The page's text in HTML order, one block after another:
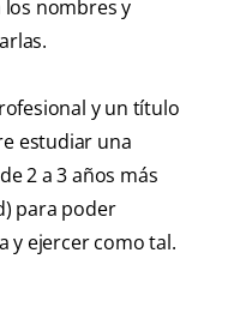
nombres y
y un título
estudiar una
2 a 3 años más
para poder
y ejercer como tal.